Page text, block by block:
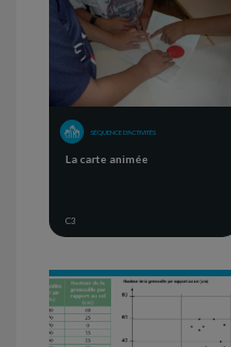
SÉQUENCE D'ACTIVITÉS
La carte animée
C3